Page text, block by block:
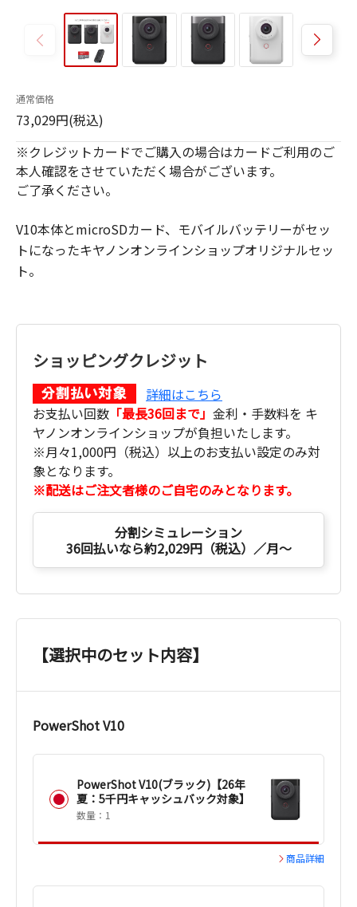
通常価格
73,029円(税込)
※クレジットカードでご購入の場合はカードご利用のご
本人確認をさせていただく場合がございます。
ご了承ください。
V10本体とmicroSDカード、モバイルバッテリーがセッ
トになったキヤノンオンラインショップオリジナルセッ
ト。
ショッピングクレジット
詳細はこちら
お支払い回数 「最長36回まで」 金利・手数料を キ
ヤノンオンラインショップが負担いたします。
※月々1,000円（税込）以上のお支払い設定のみ対
象となります。
※配送はご注文者様のご自宅のみとなります。
分割シミュレーション
36回払いなら約2,029円（税込）／月～
【選択中のセット内容】
PowerShot V10
PowerShot V10(ブラック)【26年
夏：5千円キャッシュバック対象】
数量：1
商品詳細